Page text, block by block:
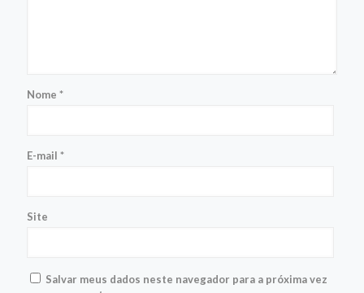
Nome *
E-mail *
Site
Salvar meus dados neste navegador para a próxima vez